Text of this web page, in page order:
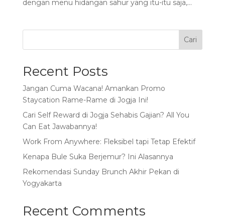
dengan menu hidangan sahur yang itu-itu saja,...
Cari
Recent Posts
Jangan Cuma Wacana! Amankan Promo
Staycation Rame-Rame di Jogja Ini!
Cari Self Reward di Jogja Sehabis Gajian? All You
Can Eat Jawabannya!
Work From Anywhere: Fleksibel tapi Tetap Efektif
Kenapa Bule Suka Berjemur? Ini Alasannya
Rekomendasi Sunday Brunch Akhir Pekan di
Yogyakarta
Recent Comments